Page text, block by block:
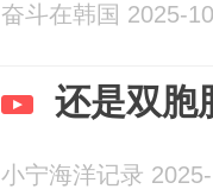
奋斗在韩国 2025-
还是双胞
小宁海洋记录